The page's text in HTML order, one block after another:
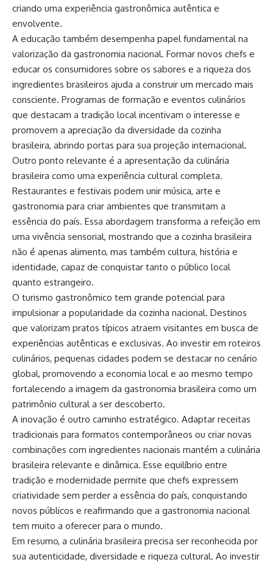
criando uma experiência gastronômica autêntica e
envolvente.
A educação também desempenha papel fundamental na
valorização da gastronomia nacional. Formar novos chefs e
educar os consumidores sobre os sabores e a riqueza dos
ingredientes brasileiros ajuda a construir um mercado mais
consciente. Programas de formação e eventos culinários
que destacam a tradição local incentivam o interesse e
promovem a apreciação da diversidade da cozinha
brasileira, abrindo portas para sua projeção internacional.
Outro ponto relevante é a apresentação da culinária
brasileira como uma experiência cultural completa.
Restaurantes e festivais podem unir música, arte e
gastronomia para criar ambientes que transmitam a
essência do país. Essa abordagem transforma a refeição em
uma vivência sensorial, mostrando que a cozinha brasileira
não é apenas alimento, mas também cultura, história e
identidade, capaz de conquistar tanto o público local
quanto estrangeiro.
O turismo gastronômico tem grande potencial para
impulsionar a popularidade da cozinha nacional. Destinos
que valorizam pratos típicos atraem visitantes em busca de
experiências autênticas e exclusivas. Ao investir em roteiros
culinários, pequenas cidades podem se destacar no cenário
global, promovendo a economia local e ao mesmo tempo
fortalecendo a imagem da gastronomia brasileira como um
patrimônio cultural a ser descoberto.
A inovação é outro caminho estratégico. Adaptar receitas
tradicionais para formatos contemporâneos ou criar novas
combinações com ingredientes nacionais mantém a culinária
brasileira relevante e dinâmica. Esse equilíbrio entre
tradição e modernidade permite que chefs expressem
criatividade sem perder a essência do país, conquistando
novos públicos e reafirmando que a gastronomia nacional
tem muito a oferecer para o mundo.
Em resumo, a culinária brasileira precisa ser reconhecida por
sua autenticidade, diversidade e riqueza cultural. Ao investir